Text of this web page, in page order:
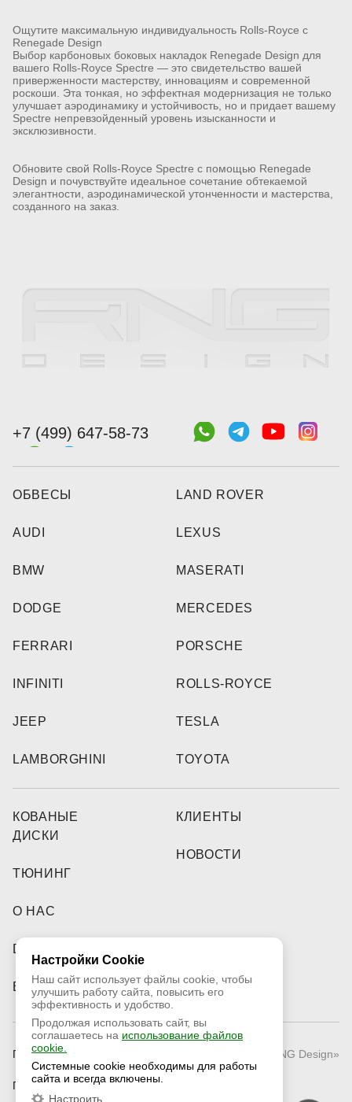
Ощутите максимальную индивидуальность Rolls-Royce с
Renegade Design
Выбор карбоновых боковых накладок Renegade Design для
вашего Rolls-Royce Spectre — это свидетельство вашей
приверженности мастерству, инновациям и современной
роскоши. Эта тонкая, но эффектная модернизация не только
улучшает аэродинамику и устойчивость, но и придает вашему
Spectre непревзойденный уровень изысканности и
эксклюзивности.
Обновите свой Rolls-Royce Spectre с помощью Renegade
Design и почувствуйте идеальное сочетание обтекаемой
элегантности, аэродинамической утонченности и мастерства,
созданного на заказ.
+7 (499) 647-58-73
ОБВЕСЫ
AUDI
BMW
DODGE
FERRARI
INFINITI
JEEP
LAMBORGHINI
LAND ROVER
LEXUS
MASERATI
MERCEDES
PORSCHE
ROLLS-ROYCE
TESLA
TOYOTA
КОВАНЫЕ
ДИСКИ
ТЮНИНГ
О НАС
DEALERS
ВИДЕО
КЛИЕНТЫ
НОВОСТИ
© 2026 «RNG Design»
Публичная оферта
Политика конфиденциальности
Настройки Cookie
Наш сайт использует файлы cookie, чтобы
улучшить работу сайта, повысить его
эффективность и удобство.
Продолжая использовать сайт, вы
соглашаетесь на использование файлов
cookie.
Системные cookie необходимы для работы
сайта и всегда включены.
Настроить